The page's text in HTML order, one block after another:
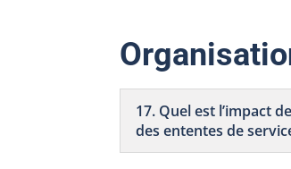
17. Quel est l’impact
des ententes de